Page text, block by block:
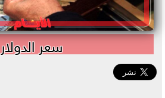
سعر الدولار